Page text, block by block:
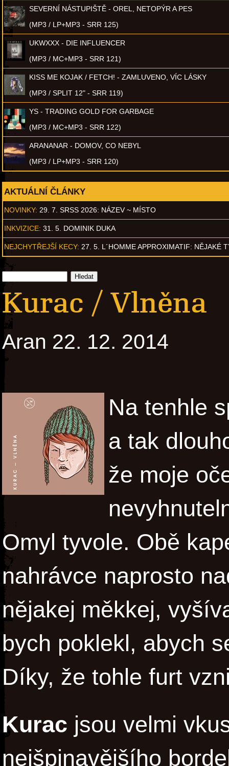
SEVERNÍ NÁSTUPIŠTĚ - OREL, NETOPÝR A PES
(MP3 / LP+MP3 - SRR 125)
UKWXXX - DIE INFLUENCER
(MP3 / MC+MP3 - SRR 121)
KISS ME KOJAK / FETCH! - ZAMLUVENO, VÍC LÁSKY
(MP3 / SPLIT 12" - SRR 119)
YS - TRADING GOLD FOR GARBAGE
(MP3 / MC+MP3 - SRR 122)
ARANANAR - DOMOV, CO NEBYL
(MP3 / LP+MP3 - SRR 120)
AKTUÁLNÍ ČLÁNKY
NOVINKY: 29. 7. SRSS 2026: NÁZEV ~ MÍSTO
INKVIZICE: 31. 5. DOMINIK DUKA
NEJCHYTŘEJŠÍ KECY: 27. 5. L´HOMME APPROXIMATIF: NĚJAKÉ
Kurac / Vlněna
Aran 22. 12. 2014
Na tenhle
a tak
že moje
Omyl tyvole. Obě
nahrávce naprosto
nějakej měkkej,
bych poklekl, abych
Díky, že tohle furt
Kurac jsou velmi
nejšpinavějšího